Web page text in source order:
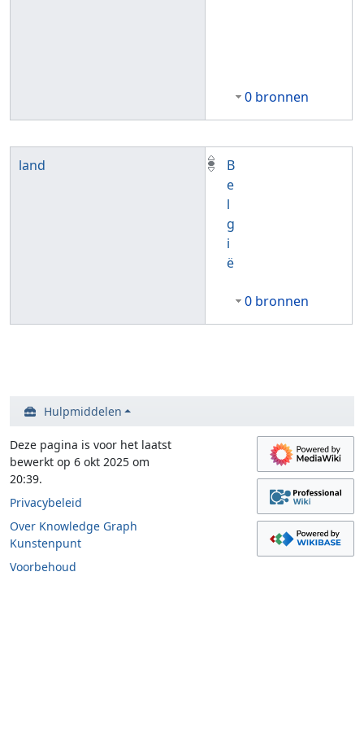
0 bronnen
land
B
e
l
g
i
ë
0 bronnen
Hulpmiddelen
Deze pagina is voor het laatst
bewerkt op 6 okt 2025 om
20:39.
Privacybeleid
Over Knowledge Graph
Kunstenpunt
Voorbehoud